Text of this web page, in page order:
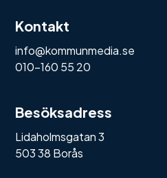
Kontakt
info@kommunmedia.se
010-160 55 20
Besöksadress
Lidaholmsgatan 3
503 38 Borås